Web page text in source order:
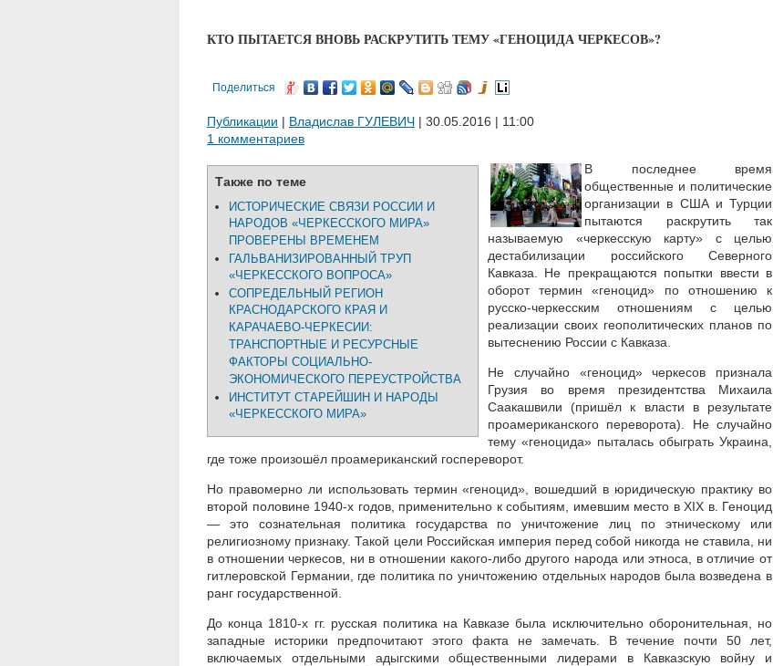
КТО ПЫТАЕТСЯ ВНОВЬ РАСКРУТИТЬ ТЕМУ «ГЕНОЦИДА ЧЕРКЕСОВ»?
Поделиться
Публикации | Владислав ГУЛЕВИЧ | 30.05.2016 | 11:00
1 комментариев
Также по теме
ИСТОРИЧЕСКИЕ СВЯЗИ РОССИИ И
НАРОДОВ «ЧЕРКЕССКОГО МИРА»
ПРОВЕРЕНЫ ВРЕМЕНЕМ
ГАЛЬВАНИЗИРОВАННЫЙ ТРУП
«ЧЕРКЕССКОГО ВОПРОСА»
СОПРЕДЕЛЬНЫЙ РЕГИОН
КРАСНОДАРСКОГО КРАЯ И
КАРАЧАЕВО-ЧЕРКЕСИИ:
ТРАНСПОРТНЫЕ И РЕСУРСНЫЕ
ФАКТОРЫ СОЦИАЛЬНО-
ЭКОНОМИЧЕСКОГО ПЕРЕУСТРОЙСТВА
ИНСТИТУТ СТАРЕЙШИН И НАРОДЫ
«ЧЕРКЕССКОГО МИРА»
В последнее время
общественные и политические
организации в США и Турции
пытаются раскрутить так
называемую «черкесскую карту» с целью
дестабилизации российского Северного
Кавказа. Не прекращаются попытки ввести в
оборот термин «геноцид» по отношению к
русско-черкесским отношениям с целью
реализации своих геополитических планов по
вытеснению России с Кавказа.
Не случайно «геноцид» черкесов признала
Грузия во время президентства Михаила
Саакашвили (пришёл к власти в результате
проамериканского переворота). Не случайно
тему «геноцида» пыталась обыграть Украина,
где тоже произошёл проамериканский госпереворот.
Но правомерно ли использовать термин «геноцид», вошедший в юридическую практику во
второй половине 1940-х годов, применительно к событиям, имевшим место в XIX в. Геноцид
— это сознательная политика государства по уничтожение лиц по этническому или
религиозному признаку. Такой цели Российская империя перед собой никогда не ставила, ни
в отношении черкесов, ни в отношении какого-либо другого народа или этноса, в отличие от
гитлеровской Германии, где политика по уничтожению отдельных народов была возведена в
ранг государственной.
До конца 1810-х гг. русская политика на Кавказе была исключительно оборонительная, но
западные историки предпочитают этого факта не замечать. В течение почти 50 лет,
включаемых отдельными адыгскими общественными лидерами в Кавказскую войну и